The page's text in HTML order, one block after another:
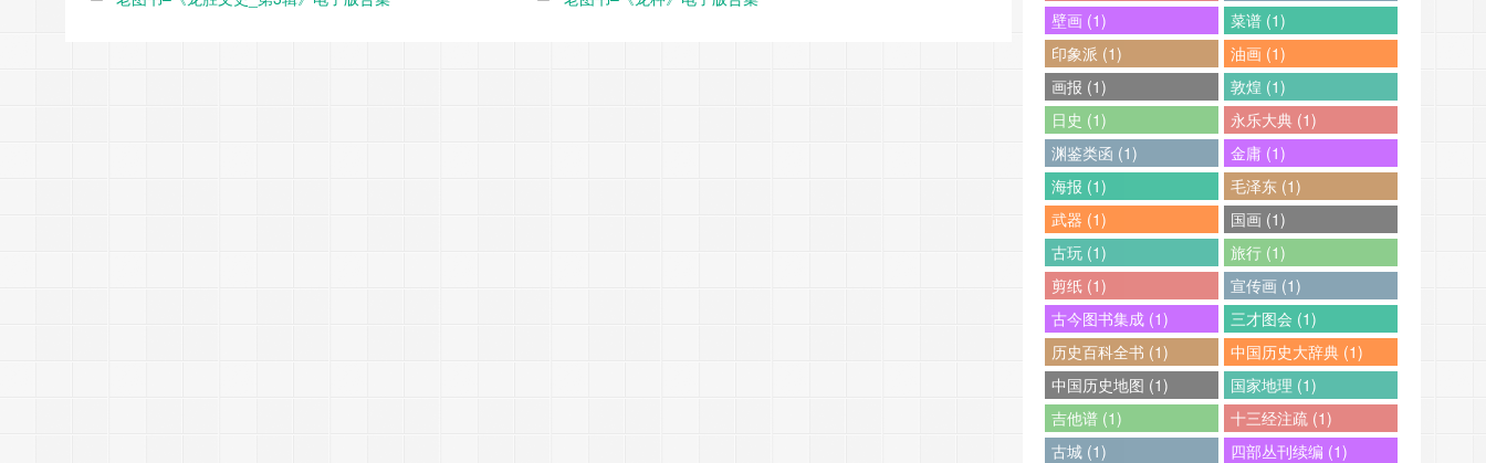
壁画 (1)
菜谱 (1)
印象派 (1)
油画 (1)
画报 (1)
敦煌 (1)
日史 (1)
永乐大典 (1)
渊鉴类函 (1)
金庸 (1)
海报 (1)
毛泽东 (1)
武器 (1)
国画 (1)
古玩 (1)
旅行 (1)
剪纸 (1)
宣传画 (1)
古今图书集成 (1)
三才图会 (1)
历史百科全书 (1)
中国历史大辞典 (1)
中国历史地图 (1)
国家地理 (1)
吉他谱 (1)
十三经注疏 (1)
古城 (1)
四部丛刊续编 (1)